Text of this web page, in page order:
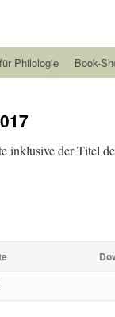
Philologie Book-
inklusive der Titel